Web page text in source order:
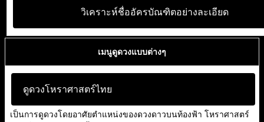
วิเคราะห์ชื่ออัครบัณฑิตอย่างละเอียด
เมนูดูดวงแบบต่างๆ
ดูดวงโหราศาสตร์ไทย
เป็นการดูดวงโดยอาศัยตำแหน่งของดวงดาวบนท้องฟ้า โหราศาสตร์